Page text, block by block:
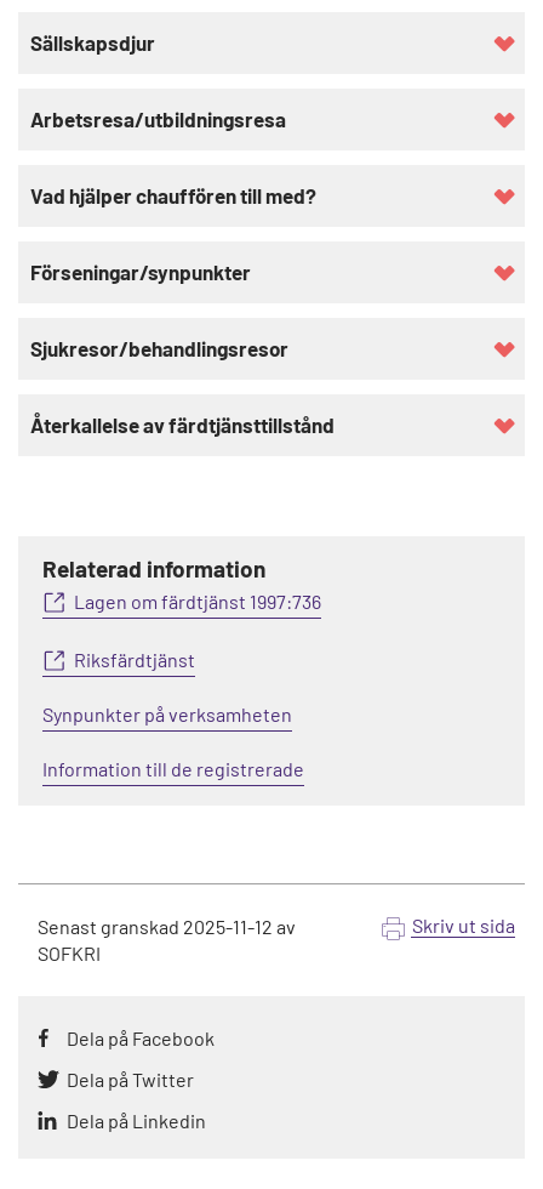
Sällskapsdjur
Arbetsresa/utbildningsresa
Vad hjälper chauffören till med?
Förseningar/synpunkter
Sjukresor/behandlingsresor
Återkallelse av färdtjänsttillstånd
Relaterad information
Lagen om färdtjänst 1997:736
Riksfärdtjänst
Synpunkter på verksamheten
Information till de registrerade
Senast granskad 2025-11-12 av
SOFKRI
Skriv ut sida
Dela på Facebook
Dela på Twitter
Dela på Linkedin